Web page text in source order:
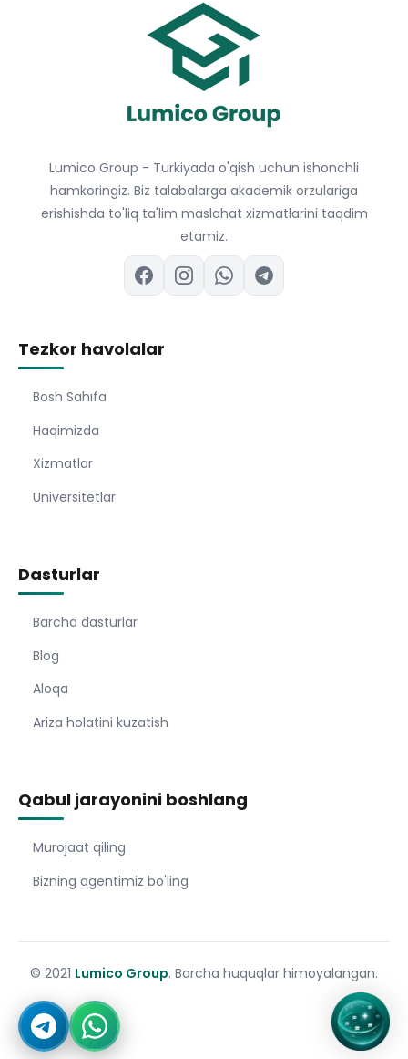
Lumico Group - Turkiyada o'qish uchun ishonchli
hamkoringiz. Biz talabalarga akademik orzulariga
erishishda to'liq ta'lim maslahat xizmatlarini taqdim
etamiz.
Tezkor havolalar
Bosh Sahıfa
Haqimizda
Xizmatlar
Universitetlar
Dasturlar
Barcha dasturlar
Blog
Aloqa
Ariza holatini kuzatish
Qabul jarayonini boshlang
Murojaat qiling
Bizning agentimiz bo'ling
© 2021 Lumico Group. Barcha huquqlar himoyalangan.